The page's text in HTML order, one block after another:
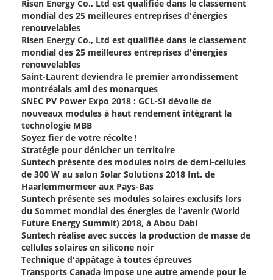
Risen Energy Co., Ltd est qualifiée dans le classement
mondial des 25 meilleures entreprises d'énergies
renouvelables
Risen Energy Co., Ltd est qualifiée dans le classement
mondial des 25 meilleures entreprises d'énergies
renouvelables
Saint-Laurent deviendra le premier arrondissement
montréalais ami des monarques
SNEC PV Power Expo 2018 : GCL-SI dévoile de
nouveaux modules à haut rendement intégrant la
technologie MBB
Soyez fier de votre récolte !
Stratégie pour dénicher un territoire
Suntech présente des modules noirs de demi-cellules
de 300 W au salon Solar Solutions 2018 Int. de
Haarlemmermeer aux Pays-Bas
Suntech présente ses modules solaires exclusifs lors
du Sommet mondial des énergies de l'avenir (World
Future Energy Summit) 2018, à Abou Dabi
Suntech réalise avec succès la production de masse de
cellules solaires en silicone noir
Technique d'appâtage à toutes épreuves
Transports Canada impose une autre amende pour le